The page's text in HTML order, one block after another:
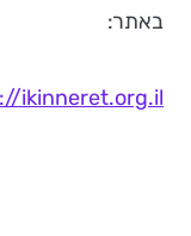
באתר:
ikinneret.org.il